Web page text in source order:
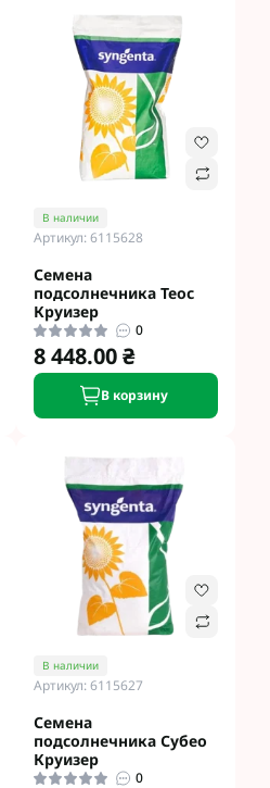
В наличии
Артикул: 6115628
Семена
подсолнечника Теос
Круизер
0
8 448.00 ₴
В корзину
В наличии
Артикул: 6115627
Семена
подсолнечника Субео
Круизер
0